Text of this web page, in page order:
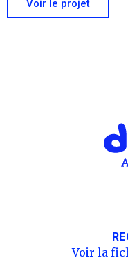
Voir le projet
Voir la